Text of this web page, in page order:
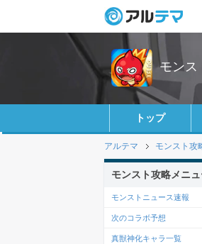
モンス
トップ
アルテマ モンスト攻
モンスト攻略メニ
モンストニュース速報
次のコラボ予想
真獣神化キャラ一覧